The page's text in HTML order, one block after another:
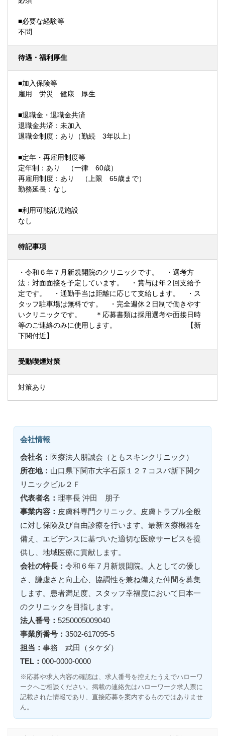
■必要な経験等
不問
待遇・福利厚生
■加入保険等
雇用 労災 健康 厚生
■退職金・退職金共済
退職金共済：未加入
退職金制度：あり（勤続 3年以上）
■定年・再雇用制度等
定年制：あり （一律 60歳）
再雇用制度：あり （上限 65歳まで）
勤務延長：なし
■利用可能託児施設
なし
特記事項
・令和６年７月新規開院のクリニックです。 ・選考方
法：対面面接を予定しています。 ・賞与は年２回支給予
定です。 ・通勤手当は距離に応じて支給します。 ・ス
タッフ駐車場は無料です。 ・完全週休２日制で働きやす
いクリニックです。 ＊応募書類は採用選考や面接日時
等のご連絡のみに使用します。 【新
下関付近】
受動喫煙対策
対策あり
会社情報
会社名： 医療法人朋誠会（ともスキンクリニック）
所在地： 山口県下関市大字石原１２７コスパ新下関ク
リニックビル２Ｆ
代表者名： 理事長 沖田 朋子
事業内容： 皮膚科専門クリニック。皮膚トラブル全般
に対し保険及び自由診療を行います。最新医療機器を
備え、エビデンスに基づいた適切な医療サービスを提
供し、地域医療に貢献します。
会社の特長： 令和６年７月新規開院。人としての優し
さ、謙虚さと向上心、協調性を兼ね備えた仲間を募集
します。患者満足度、スタッフ幸福度において日本一
のクリニックを目指します。
法人番号： 5250005009040
事業所番号： 3502-617095-5
担当： 事務 武田（タケダ）
TEL： 000-0000-0000
※応募や求人内容の確認は、求人番号を控えたうえでハローワ
ークへご相談ください。掲載の連絡先はハローワーク求人票に
記載された情報であり、直接応募を案内するものではありませ
ん。